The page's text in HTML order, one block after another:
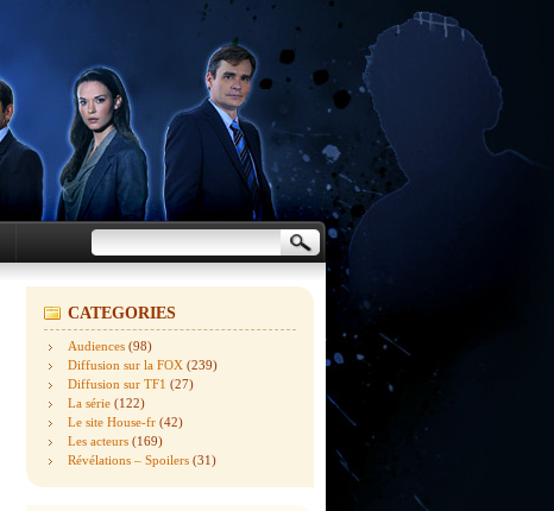
CATEGORIES
Audiences (98)
Diffusion sur la FOX (239)
Diffusion sur TF1 (27)
La série (122)
Le site House-fr (42)
Les acteurs (169)
Révélations – Spoilers (31)